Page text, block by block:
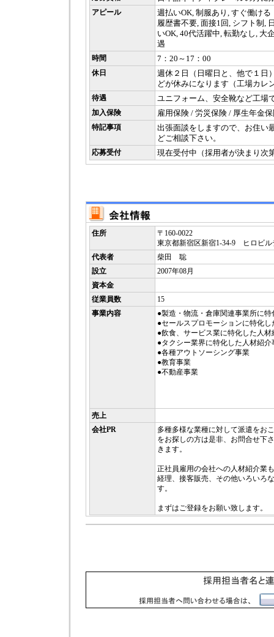
アピール
週払いOK, 制服あり, すぐ働け
履歴書不要, 面接1回, シフト制,
いOK, 40代活躍中, 転勤なし, 大
遇
時間 7：20～17：00
休日
週休２日（日曜日と、他で１
どが休みになります（工場カレ
待遇 ユニフォーム、安全靴など工場
加入保険 雇用保険 / 労災保険 / 厚生年金
特記事項
出張面談をしますので、お住い
どご相談下さい。
応募受付 現在受付中（採用者が決まり次
住所
〒160-0022
東京都新宿区新宿1-34-9 ヒロビル
代表者
柴田 聡
設立
2007年08月
資本金
従業員数
15
事業内容
●製造・物流・倉庫関連事業所に
●セールスプロモーションに特化
●飲食、サービス業に特化した人材
●タクシー業界に特化した人材紹介
●各種アウトソーシング事業
●教育事業
●不動産事業
売上
会社PR
多種多様な業種に対して派遣をお
をお探しの方は是非、お問合せ下
きます。
正社員雇用の会社への人材紹介業
経理、接客販売、その他いろいろ
す。
まずはご登録をお願い致します。